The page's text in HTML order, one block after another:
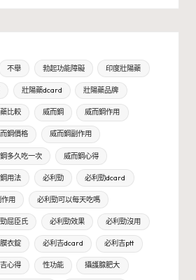
不舉 勃起功能障礙 印度壯陽藥
壯陽藥dcard 壯陽藥品牌
比較 威而鋼 威而鋼作用
鋼價格 威而鋼副作用
多久吃一次 威而鋼心得
用法 必利勁 必利勁dcard
用 必利勁可以每天吃嗎
屈臣氏 必利勁效果 必利勁沒用
衣錠 必利吉dcard 必利吉ptt
心得 性功能 攝護腺肥大